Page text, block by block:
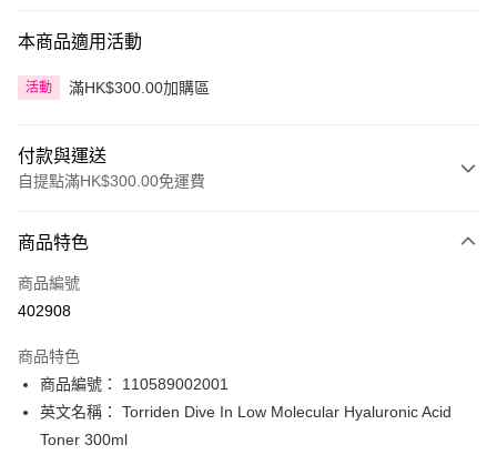
本商品適用活動
活動 滿HK$300.00加購區
付款與運送
自提點滿HK$300.00免運費
信用卡
Apple Pay
PayMe
WeChat Pay
商品特色
商品編號
402908
商品特色
商品編號： 110589002001
英文名稱： Torriden Dive In Low Molecular Hyaluronic Acid
Toner 300ml